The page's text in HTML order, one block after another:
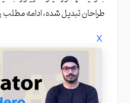
طراحان تبدیل شده، ادامه مطلب
X